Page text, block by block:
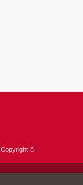
Copyright ©